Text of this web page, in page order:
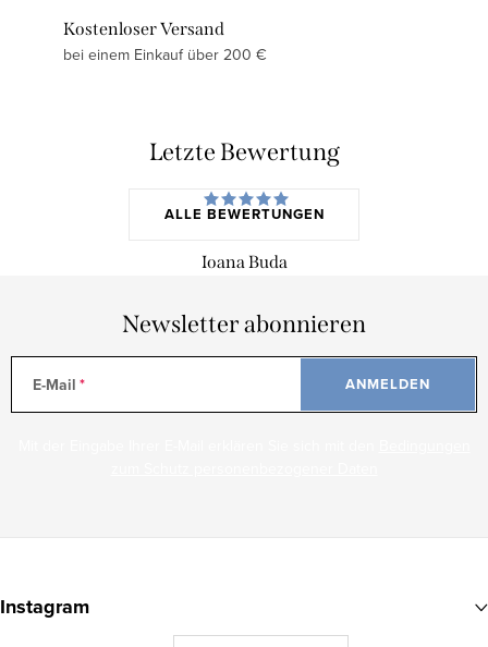
Kostenloser Versand
bei einem Einkauf über 200 €
Letzte Bewertung
ALLE BEWERTUNGEN
Ioana Buda
Newsletter abonnieren
E-Mail ANMELDEN
uInstagram